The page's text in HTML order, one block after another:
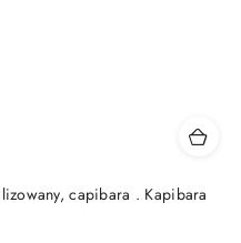
capibara . Kapibara